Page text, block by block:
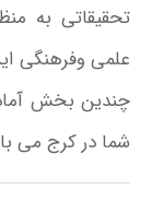
تحقیقاتی به
علمی وفرهنگی
چندین بخش
شما در کرج می